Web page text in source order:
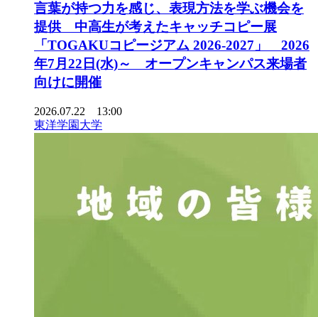
言葉が持つ力を感じ、表現方法を学ぶ機会を
提供 中高生が考えたキャッチコピー展
「TOGAKUコピージアム 2026-2027」 2026
年7月22日(水)～ オープンキャンパス来場者
向けに開催
2026.07.22 13:00
東洋学園大学